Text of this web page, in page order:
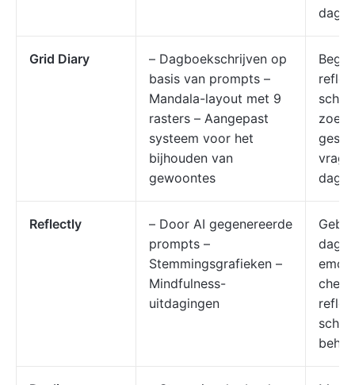
Grid Diary
– Dagboekschrijven op
basis van prompts –
Mandala-layout met 9
rasters – Aangepast
systeem voor het
bijhouden van
gewoontes
zoek
Reflectly
– Door AI gegenereerde
prompts –
Stemmingsgrafieken –
Mindfulness-
uitdagingen